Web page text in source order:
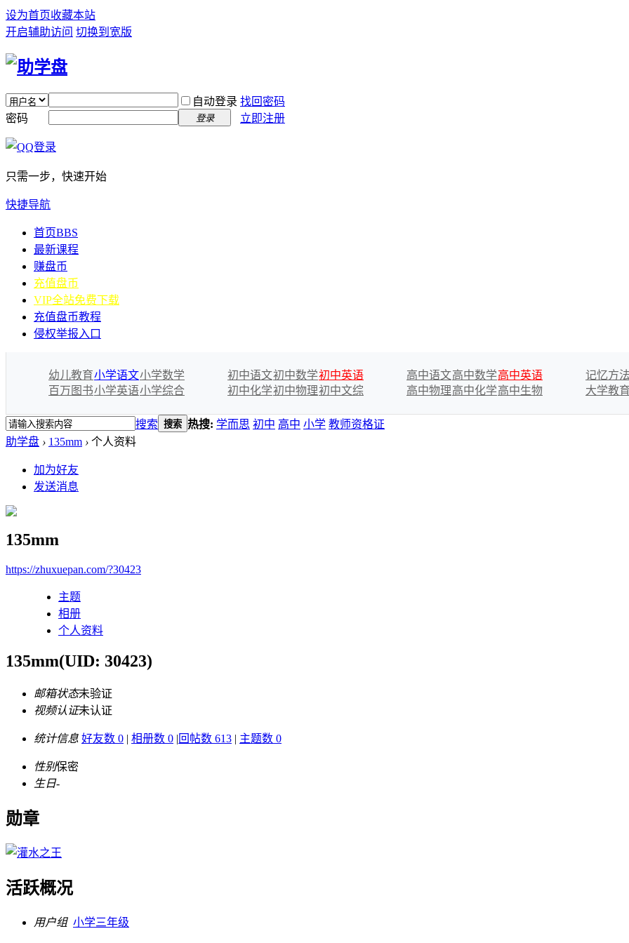
设为首页收藏本站
开启辅助访问 切换到宽版
自动登录 找回密码
密码
登录 立即注册
只需一步，快速开始
快捷导航
首页BBS
最新课程
赚盘币
充值盘币
VIP全站免费下载
充值盘币教程
侵权举报入口
幼儿教育小学语文小学数学
百万图书小学英语小学综合
初中语文初中数学初中英语
初中化学初中物理初中文综
高中语文高中数学高中英语
高中物理高中化学高中生物
记忆方法
大学教育
搜索 搜索 热搜: 学而思 初中 高中 小学 教师资格证
助学盘 › 135mm › 个人资料
加为好友
发送消息
135mm
https://zhuxuepan.com/?30423
主题
相册
个人资料
135mm(UID: 30423)
邮箱状态未验证
视频认证未认证
统计信息 好友数 0 | 相册数 0 |回帖数 613 | 主题数 0
性别保密
生日-
勋章
活跃概况
用户组 小学三年级